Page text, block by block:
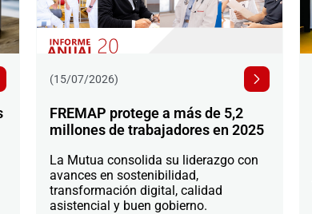
(15/07/2026)
FREMAP protege a más de 5,2
millones de trabajadores en 2025
La Mutua consolida su liderazgo con
avances en sostenibilidad,
transformación digital, calidad
asistencial y buen gobierno.